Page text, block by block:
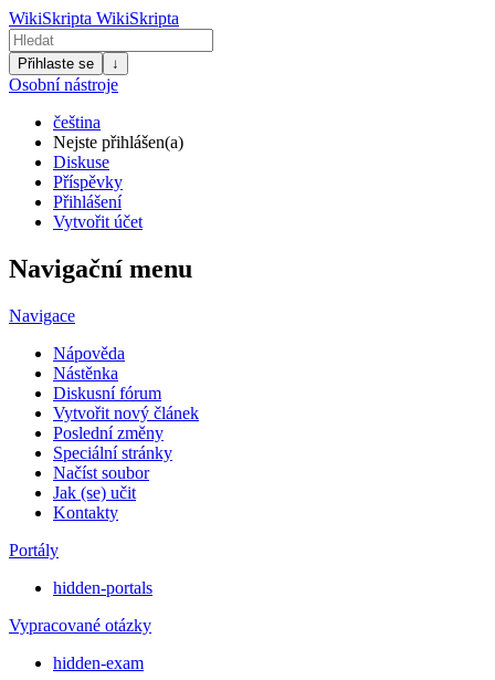
WikiSkripta WikiSkripta
Přihlaste se ↓
Osobní nástroje
čeština
Nejste přihlášen(a)
Diskuse
Příspěvky
Přihlášení
Vytvořit účet
Navigační menu
Navigace
Nápověda
Nástěnka
Diskusní fórum
Vytvořit nový článek
Poslední změny
Speciální stránky
Načíst soubor
Jak (se) učit
Kontakty
Portály
hidden-portals
Vypracované otázky
hidden-exam